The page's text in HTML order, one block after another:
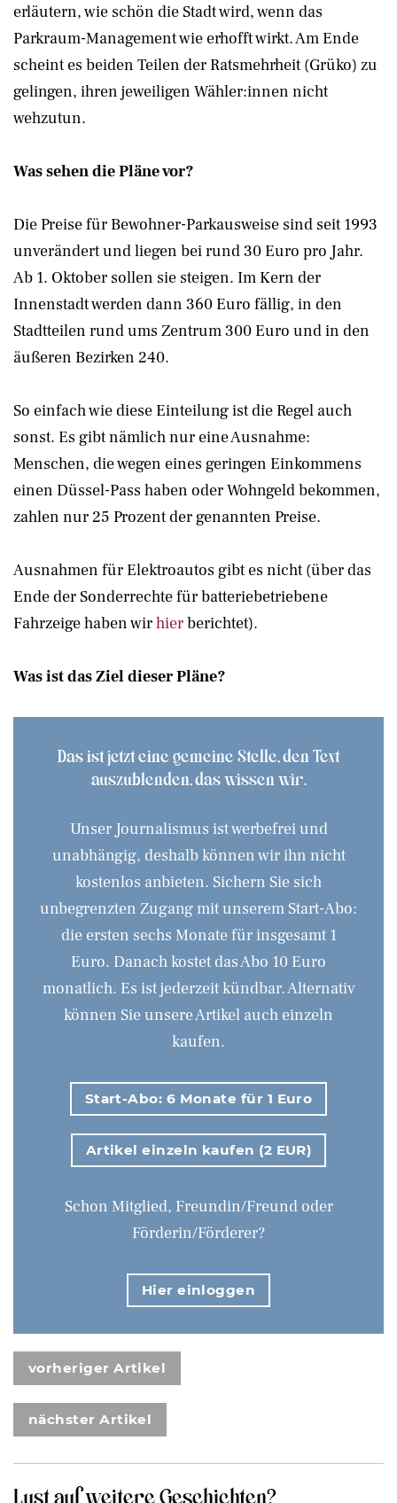
erläutern, wie schön die Stadt wird, wenn das
Parkraum-Management wie erhofft wirkt. Am Ende
scheint es beiden Teilen der Ratsmehrheit (Grüko) zu
gelingen, ihren jeweiligen Wähler:innen nicht
wehzutun.
Was sehen die Pläne vor?
Die Preise für Bewohner-Parkausweise sind seit 1993
unverändert und liegen bei rund 30 Euro pro Jahr.
Ab 1. Oktober sollen sie steigen. Im Kern der
Innenstadt werden dann 360 Euro fällig, in den
Stadtteilen rund ums Zentrum 300 Euro und in den
äußeren Bezirken 240.
So einfach wie diese Einteilung ist die Regel auch
sonst. Es gibt nämlich nur eine Ausnahme:
Menschen, die wegen eines geringen Einkommens
einen Düssel-Pass haben oder Wohngeld bekommen,
zahlen nur 25 Prozent der genannten Preise.
Ausnahmen für Elektroautos gibt es nicht (über das
Ende der Sonderrechte für batteriebetriebene
Fahrzeige haben wirhierberichtet).
Was ist das Ziel dieser Pläne?
Das ist jetzt eine gemeine Stelle, den Text
auszublenden, das wissen wir.
Unser Journalismus ist werbefrei und
unabhängig, deshalb können wir ihn nicht
kostenlos anbieten. Sichern Sie sich
unbegrenzten Zugang mit unserem Start-Abo:
die ersten sechs Monate für insgesamt 1
Euro. Danach kostet das Abo 10 Euro
monatlich. Es ist jederzeit kündbar. Alternativ
können Sie unsere Artikel auch einzeln
kaufen.
Start-Abo: 6 Monate für 1 Euro
Artikel einzeln kaufen (2 EUR)
Schon Mitglied, Freundin/Freund oder
Förderin/Förderer?
Hier einloggen
vorheriger Artikel
nächster Artikel
Lust auf weitere Geschichten?